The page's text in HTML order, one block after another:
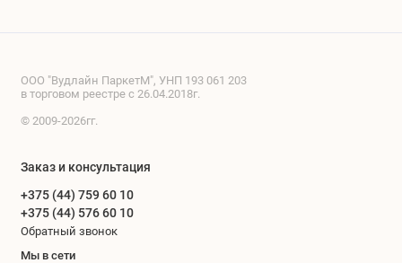
ООО "Вудлайн ПаркетМ", УНП 193 061 203
+375 (44) 759 60 10
+375 (44) 576 60 10